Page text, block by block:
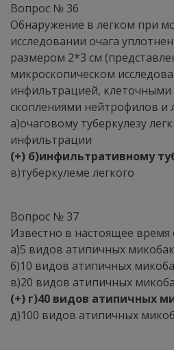
Вопрос № 36
Обнаружение в легком при
исследовании очага
размером 2*3 см
микроскопическом
инфильтрацией, клеточными
скоплениями нейтрофилов и
а)очаговому туберкулезу
инфильтрации
(+) б)инфильтративному
в)туберкулеме легкого
Вопрос № 37
Известно в настоящее время
а)5 видов атипичных
б)10 видов атипичных
в)20 видов атипичных
(+) г)40 видов атипичных
д)100 видов атипичных